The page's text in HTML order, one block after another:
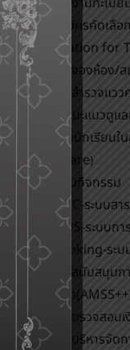
รับสมัครคัดเลื
(Application for
ระบบจองห้อง/
ระบบสำรวจแว
การแนะแนวดู
ช่วยเหลือนักเรีย
OBEC care)
ปฏิทินกิจกรรม
eDOC-ระบบ
eDMS-ระบบก
eBooking-ระบ
ระบบสนับสนุน
การศึกษา
ระบบตรวจสอ
ระบบบริหารจัด